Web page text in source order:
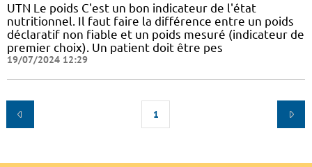
UTN Le poids C'est un bon indicateur de l'état
nutritionnel. Il faut faire la différence entre un poids
déclaratif non fiable et un poids mesuré (indicateur de
premier choix). Un patient doit être pes
19/07/2024 12:29
1